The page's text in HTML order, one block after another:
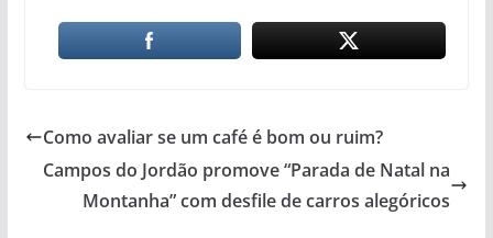
Como avaliar se um café é bom ou ruim?
Campos do Jordão promove “Parada de Natal na
Montanha” com desfile de carros alegóricos